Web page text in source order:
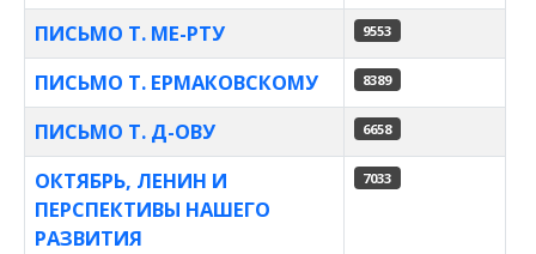
ПИСЬМО Т. МЕ-РТУ 9553
ПИСЬМО Т. ЕРМАКОВСКОМУ 8389
ПИСЬМО Т. Д-ОВУ 6658
ОКТЯБРЬ, ЛЕНИН И
ПЕРСПЕКТИВЫ НАШЕГО
РАЗВИТИЯ
7033